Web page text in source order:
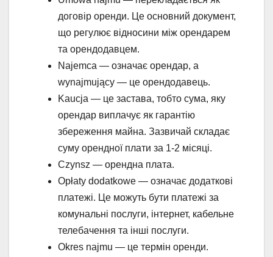
договір оренди. Це основний документ,
що регулює відносини між орендарем
та орендодавцем.
Najemca — означає орендар, а
wynajmujący — це орендодавець.
Kaucja — це застава, тобто сума, яку
орендар виплачує як гарантію
збереження майна. Зазвичай складає
суму орендної плати за 1-2 місяці.
Czynsz — орендна плата.
Opłaty dodatkowe — означає додаткові
платежі. Це можуть бути платежі за
комунальні послуги, інтернет, кабельне
телебачення та інші послуги.
Okres najmu — це термін оренди.